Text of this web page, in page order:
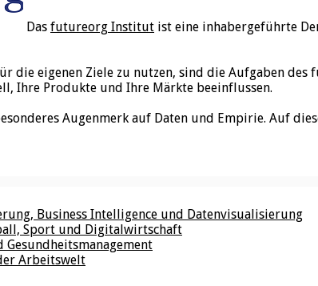
Das futureorg Institut ist eine inhabergeführte
die eigenen Ziele zu nutzen, sind die Aufgaben
Ihre Produkte und Ihre Märkte beeinflussen.
Augenmerk auf Daten und Empirie. Auf
Business Intelligence und Datenvisualisierung
Sport und Digitalwirtschaft
Arbeitswelt